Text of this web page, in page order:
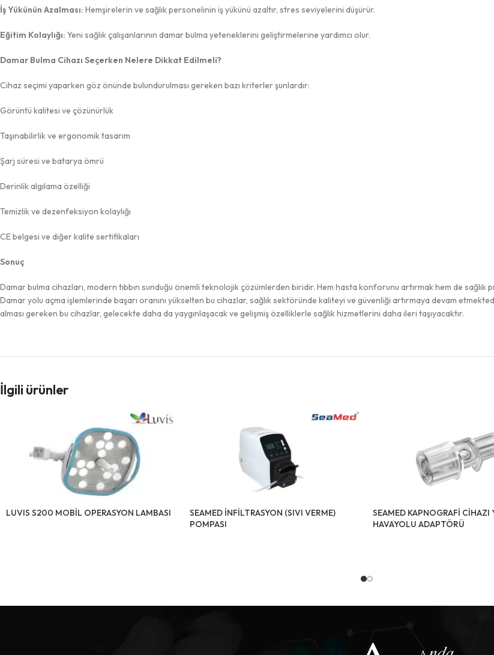
İş Yükünün Azalması: Hemşirelerin ve sağlık personelinin iş yükünü azaltır, stres seviyelerini düşürür.
Eğitim Kolaylığı: Yeni sağlık çalışanlarının damar bulma yeteneklerini geliştirmelerine yardımcı olur.
Damar Bulma Cihazı Seçerken Nelere Dikkat Edilmeli?
Cihaz seçimi yaparken göz önünde bulundurulması gereken bazı kriterler şunlardır:
Görüntü kalitesi ve çözünürlük
Taşınabilirlik ve ergonomik tasarım
Şarj süresi ve batarya ömrü
Derinlik algılama özelliği
Temizlik ve dezenfeksiyon kolaylığı
CE belgesi ve diğer kalite sertifikaları
Sonuç
Damar bulma cihazları, modern tıbbın sunduğu önemli teknolojik çözümlerden biridir. Hem hasta konforunu artırmak hem de sağlık
Damar yolu açma işlemlerinde başarı oranını yükselten bu cihazlar, sağlık sektöründe kaliteyi ve güvenliği artırmaya devam
alması gereken bu cihazlar, gelecekte daha da yaygınlaşacak ve gelişmiş özelliklerle sağlık hizmetlerini daha ileri taşıyacaktır.
İlgili ürünler
LUVIS S200 MOBİL OPERASYON LAMBASI
SEAMED İNFİLTRASYON (SIVI VERME)
POMPASI
SEAMED KAPNOGRAFİ CİHAZI
HAVAYOLU ADAPTÖRÜ